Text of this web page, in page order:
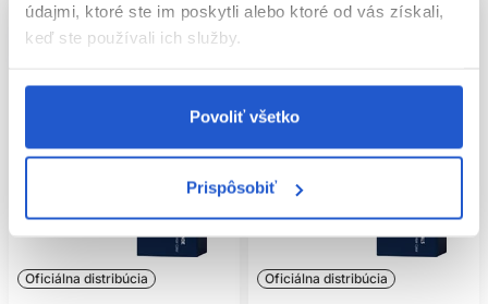
údajmi, ktoré ste im poskytli alebo ktoré od vás získali,
keď ste používali ich služby.
Povoliť všetko
Prispôsobiť
Oficiálna distribúcia Oficiálna distribúcia